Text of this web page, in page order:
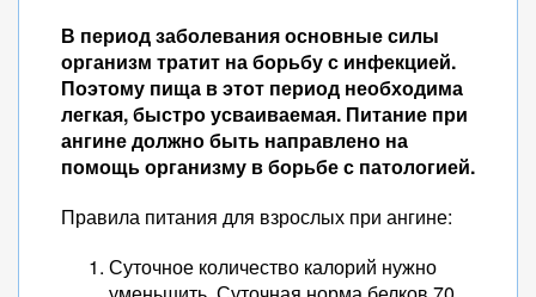
В период заболевания основные силы
организм тратит на борьбу с инфекцией.
Поэтому пища в этот период необходима
легкая, быстро усваиваемая. Питание при
ангине должно быть направлено на
помощь организму в борьбе с патологией.
Правила питания для взрослых при ангине:
Суточное количество калорий нужно